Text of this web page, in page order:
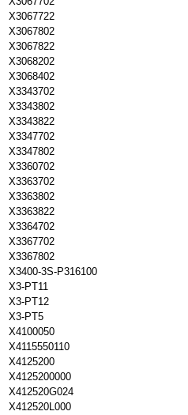
X3067722
X3067802
X3067822
X3068202
X3068402
X3343702
X3343802
X3343822
X3347702
X3347802
X3360702
X3363702
X3363802
X3363822
X3364702
X3367702
X3367802
X3400-3S-P316100
X3-PT11
X3-PT12
X3-PT5
X4100050
X4115550110
X4125200
X4125200000
X412520G024
X412520L000